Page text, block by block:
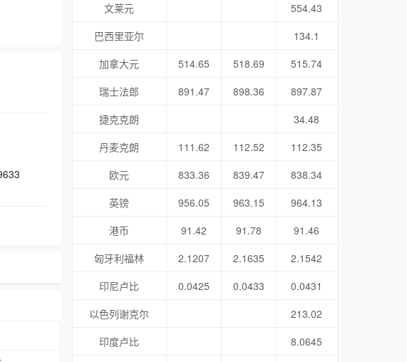
文莱元
554.43
巴西里亚尔
134.1
加拿大元
514.65 518.69
515.74
瑞士法郎
891.47 898.36
897.87
捷克克朗
34.48
丹麦克朗
111.62 112.52
112.35
欧元
833.36 839.47
838.34
英镑
956.05 963.15
964.13
港币
91.42 91.78
91.46
匈牙利福林
2.1207 2.1635
2.1542
印尼卢比
0.0425 0.0433
0.0431
以色列谢克尔
213.02
印度卢比
8.0645